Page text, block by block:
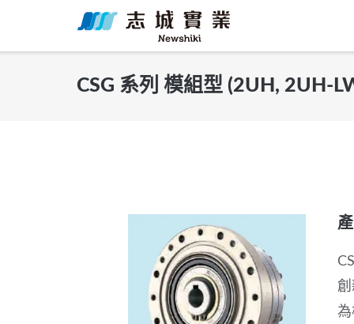
CSG 系列 模組型 (2UH, 2UH-